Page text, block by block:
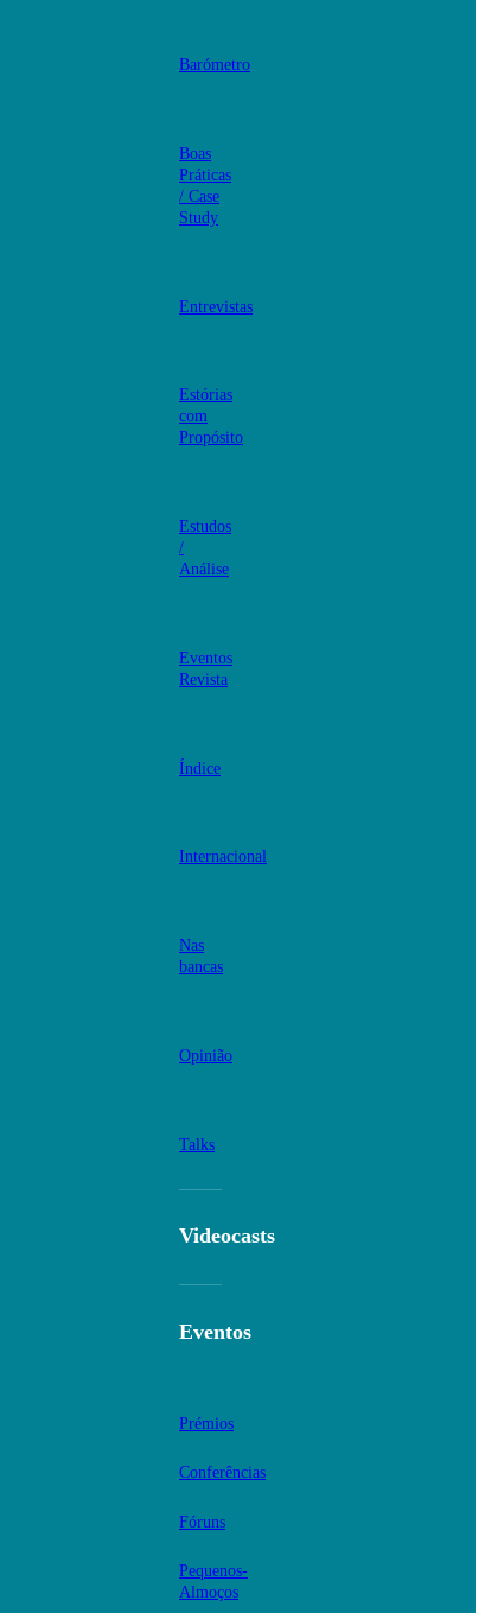
Barómetro
Boas
Práticas
/ Case
Study
Entrevistas
Estórias
com
Propósito
Estudos
/
Análise
Eventos
Revista
Índice
Internacional
Nas
bancas
Opinião
Talks
Videocasts
Eventos
Prémios
Conferências
Fóruns
Pequenos-
Almoços